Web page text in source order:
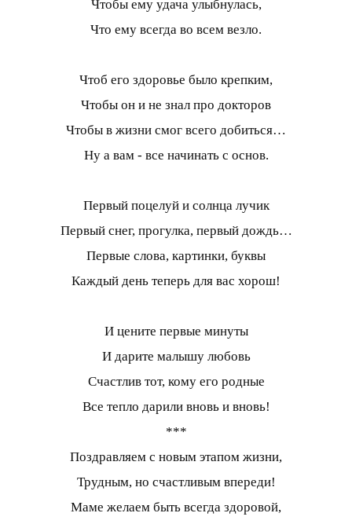
Чтобы ему удача улыбнулась,
Что ему всегда во всем везло.
Чтоб его здоровье было крепким,
Чтобы он и не знал про докторов
Чтобы в жизни смог всего добиться…
Ну а вам - все начинать с основ.
Первый поцелуй и солнца лучик
Первый снег, прогулка, первый дождь…
Первые слова, картинки, буквы
Каждый день теперь для вас хорош!
И цените первые минуты
И дарите малышу любовь
Счастлив тот, кому его родные
Все тепло дарили вновь и вновь!
***
Поздравляем с новым этапом жизни,
Трудным, но счастливым впереди!
Маме желаем быть всегда здоровой,